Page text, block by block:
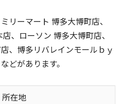
リーマート 博多大博町店、
、ローソン 博多大博町店、
、博多リバレインモールｂｙ
どがあります。
所在地